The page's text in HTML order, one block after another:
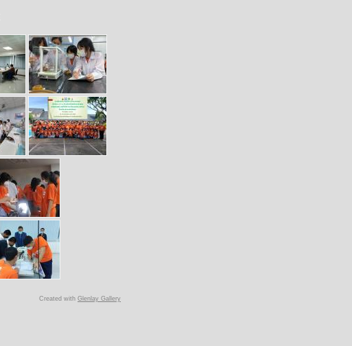
Created with Glenlay Gallery